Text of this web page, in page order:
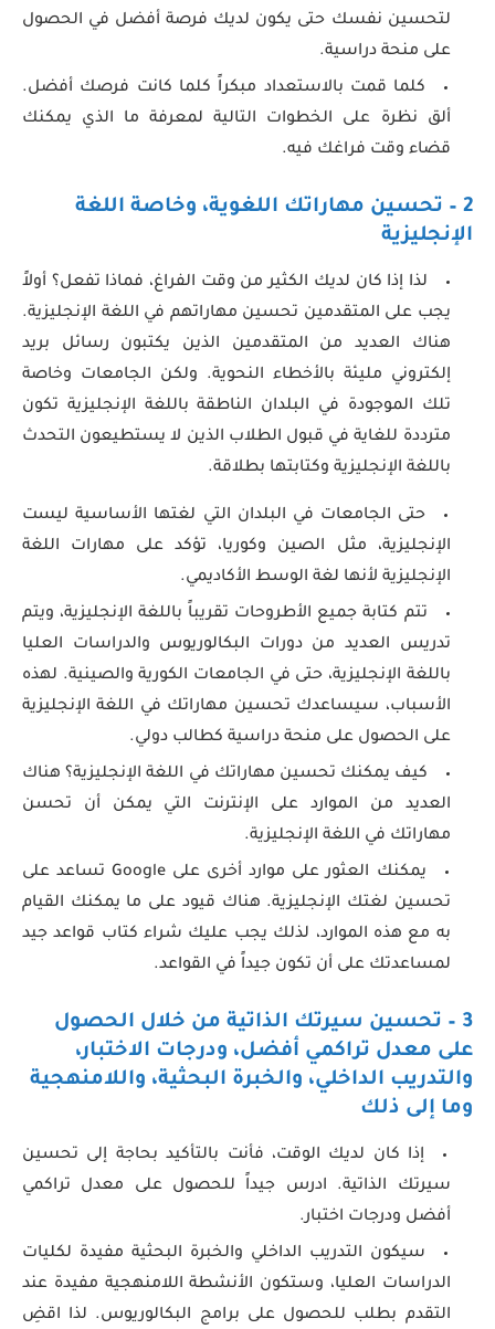
لتحسين نفسك حتى يكون لديك فرصة أفضل في الحصول
على منحة دراسية.
كلما قمت بالاستعداد مبكراً كلما كانت فرصك أفضل.
ألق نظرة على الخطوات التالية لمعرفة ما الذي يمكنك
قضاء وقت فراغك فيه.
2 – تحسين مهاراتك اللغوية، وخاصة اللغة
الإنجليزية
لذا إذا كان لديك الكثير من وقت الفراغ، فماذا تفعل؟ أولاً
يجب على المتقدمين تحسين مهاراتهم في اللغة الإنجليزية.
هناك العديد من المتقدمين الذين يكتبون رسائل بريد
إلكتروني مليئة بالأخطاء النحوية. ولكن الجامعات وخاصة
تلك الموجودة في البلدان الناطقة باللغة الإنجليزية تكون
مترددة للغاية في قبول الطلاب الذين لا يستطيعون التحدث
باللغة الإنجليزية وكتابتها بطلاقة.
حتى الجامعات في البلدان التي لغتها الأساسية ليست
الإنجليزية، مثل الصين وكوريا، تؤكد على مهارات اللغة
الإنجليزية لأنها لغة الوسط الأكاديمي.
تتم كتابة جميع الأطروحات تقريباً باللغة الإنجليزية، ويتم
تدريس العديد من دورات البكالوريوس والدراسات العليا
باللغة الإنجليزية، حتى في الجامعات الكورية والصينية. لهذه
الأسباب، سيساعدك تحسين مهاراتك في اللغة الإنجليزية
على الحصول على منحة دراسية كطالب دولي.
كيف يمكنك تحسين مهاراتك في اللغة الإنجليزية؟ هناك
العديد من الموارد على الإنترنت التي يمكن أن تحسن
مهاراتك في اللغة الإنجليزية.
يمكنك العثور على موارد أخرى على Google تساعد على
تحسين لغتك الإنجليزية. هناك قيود على ما يمكنك القيام
به مع هذه الموارد، لذلك يجب عليك شراء كتاب قواعد جيد
لمساعدتك على أن تكون جيداً في القواعد.
3 – تحسين سيرتك الذاتية من خلال الحصول
على معدل تراكمي أفضل، ودرجات الاختبار،
والتدريب الداخلي، والخبرة البحثية، واللامنهجية
وما إلى ذلك
إذا كان لديك الوقت، فأنت بالتأكيد بحاجة إلى تحسين
سيرتك الذاتية. ادرس جيداً للحصول على معدل تراكمي
أفضل ودرجات اختبار.
سيكون التدريب الداخلي والخبرة البحثية مفيدة لكليات
الدراسات العليا، وستكون الأنشطة اللامنهجية مفيدة عند
التقدم بطلب للحصول على برامج البكالوريوس. لذا اقضِ